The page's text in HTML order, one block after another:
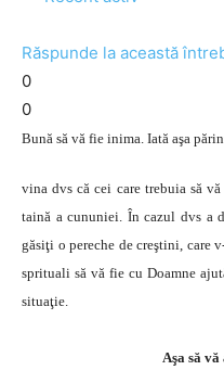
Răspunde la această
0
0
Bună să vă fie inima. Iată aşa
vina dvs că cei care trebuia să
taină a cununiei. În cazul dvs a
găsiţi o pereche de creştini, care
sprituali să vă fie cu Doamne
situaţie.
Aşa să vă